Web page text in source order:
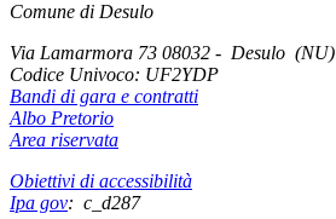
Comune di Desulo
Via Lamarmora 73 08032 - Desulo (NU)
Codice Univoco: UF2YDP
Bandi di gara e contratti
Albo Pretorio
Area riservata
Obiettivi di accessibilità
Ipa gov: c_d287